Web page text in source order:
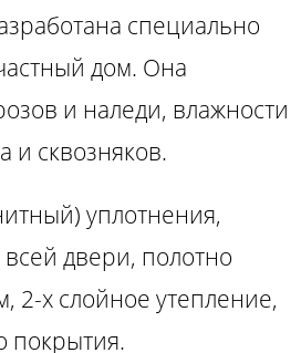
специально
дом. Она
и наледи, влажности
и сквозняков.
уплотнения,
двери, полотно
2-х слойное утепление,
покрытия.